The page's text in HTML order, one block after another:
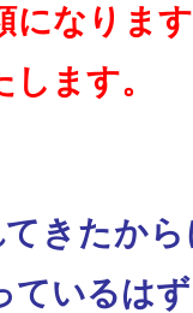
になりま
します。
きたか
ているはず